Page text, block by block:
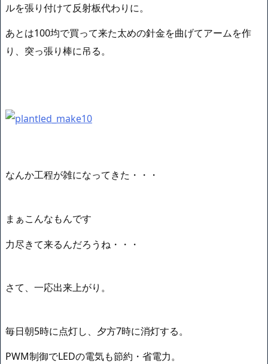
ルを張り付けて反射板代わりに。
あとは100均で買って来た太めの針金を曲げてアームを作
り、突っ張り棒に吊る。
なんか工程が雑になってきた・・・
まぁこんなもんです
力尽きて来るんだろうね・・・
さて、一応出来上がり。
毎日朝5時に点灯し、夕方7時に消灯する。
PWM制御でLEDの電気も節約・省電力。